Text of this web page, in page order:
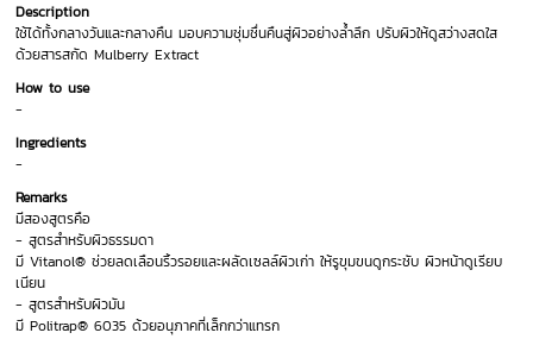
Description
ใช้ได้ทั้งกลางวันและกลางคืน มอบความชุ่มชื่นคืนสู่ผิวอย่างล้ำลึก ปรับผิวให้ดูสว่างสดใส
ด้วยสารสกัด Mulberry Extract
How to use
-
Ingredients
-
Remarks
มีสองสูตรคือ
- สูตรสำหรับผิวธรรมดา
มี Vitanol® ช่วยลดเลือนริ้วรอยและผลัดเซลล์ผิวเก่า ให้รูขุมขนดูกระชับ ผิวหน้าดูเรียบ
เนียน
- สูตรสำหรับผิวมัน
มี Politrap® 6035 ด้วยอนุภาคที่เล็กกว่าแทรก